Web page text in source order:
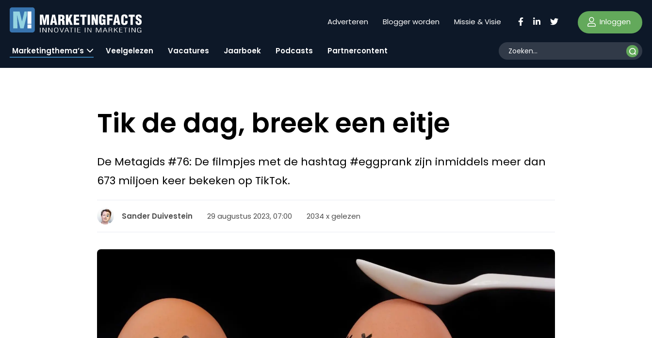
Adverteren Blogger worden Missie & Visie Inloggen
Marketingthema’s Veelgelezen Vacatures Jaarboek Podcasts Partnercontent
Tik de dag, breek een eitje
De Metagids #76: De filmpjes met de hashtag #eggprank zijn inmiddels meer dan
673 miljoen keer bekeken op TikTok.
Sander Duivestein 29 augustus 2023, 07:00 2034 x gelezen